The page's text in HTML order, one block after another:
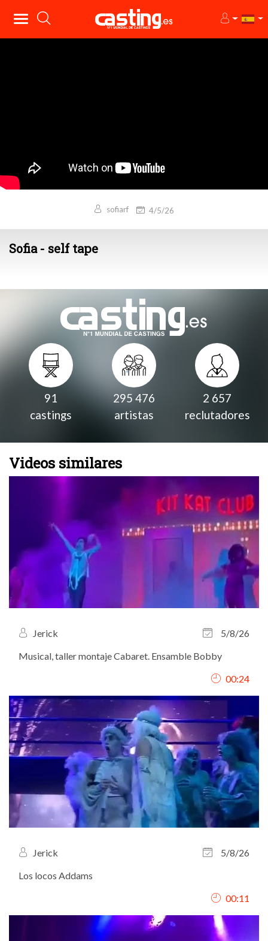
sofiarf 4/5/26
Sofia - self tape
91
castings
295 476
artistas
2 657
reclutadores
Videos similares
Jerick
5/8/26
Musical, taller montaje Cabaret. Ensamble Bobby
00:24
Jerick
5/8/26
Los locos Addams
00:11